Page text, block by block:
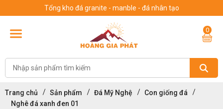
Tổng kho đá granite - manble - đá nhân tạo
0
Trang chủ Sản phẩm Đá Mỹ Nghệ
Con giống đá
Nghê đá xanh đen 01